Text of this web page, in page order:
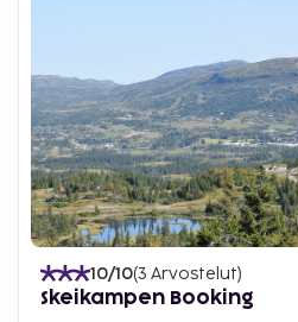
10/10(3 Arvostelut)
Skeikampen Booking